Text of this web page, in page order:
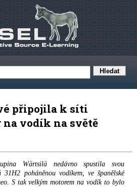
připojila k síti
vodík na světě
Wärtsilä nedávno spustila svou
poháněnou vodíkem, ve španělské
S tak velkým motorem na vodík to bylo